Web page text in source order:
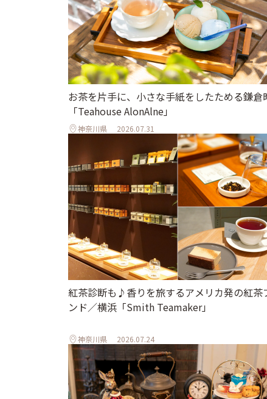
お茶を片手に、小さな手紙をしたためる鎌倉
「Teahouse AlonAlne」
神奈川県 2026.07.31
紅茶診断も♪香りを旅するアメリカ発の紅茶
ンド／横浜「Smith Teamaker」
神奈川県 2026.07.24